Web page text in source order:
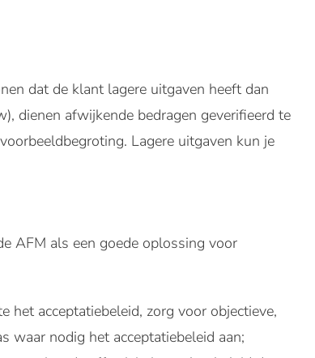
dat de klant lagere uitgaven heeft dan
dienen afwijkende bedragen geverifieerd te
Lagere uitgaven kun je
AFM als een goede oplossing voor
het acceptatiebeleid, zorg voor objectieve,
waar nodig het acceptatiebeleid aan;